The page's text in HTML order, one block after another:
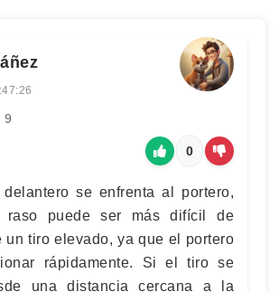
9
0
se enfrenta al portero,
raso puede ser más difícil de
un tiro elevado, ya que el portero
rápidamente. Si el tiro se
una distancia cercana a la